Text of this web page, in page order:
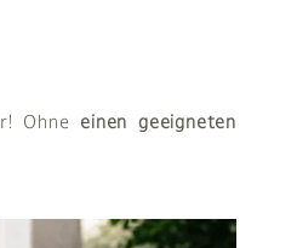
Ohne einen geeigneten